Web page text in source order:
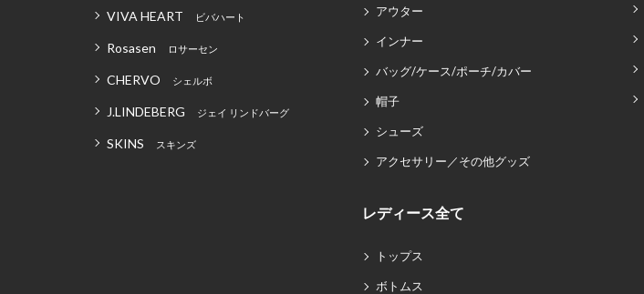
VIVA HEART ビバハート
Rosasen ロサーセン
CHERVO シェルボ
J.LINDEBERG ジェイ リンドバーグ
SKINS スキンズ
アウター
インナー
バッグ/ケース/ポーチ/カバー
帽子
シューズ
アクセサリー／その他グッズ
レディース全て
トップス
ボトムス